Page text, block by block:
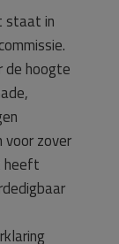
staat in
de hoogte
voor zover
heeft